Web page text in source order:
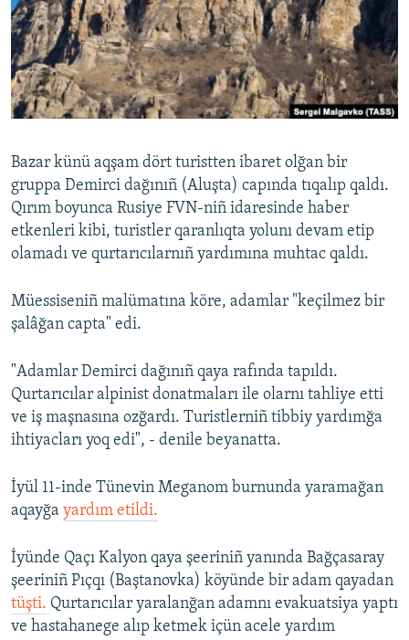
FİKİR
Русский
Українською
RFE/RS bütün saytları
Bazar künü aqşam dört turistten ibaret olğan bir
gruppa Demirci dağınıñ (Aluşta) capında tıqalıp qaldı.
Qırım boyunca Rusiye FVN-niñ idaresinde haber
etkenleri kibi, turistler qaranlıqta yolunı devam etip
olamadı ve qurtarıcılarnıñ yardımına muhtac qaldı.
Müessiseniñ malümatına köre, adamlar "keçilmez bir
şalâğan capta" edi.
"Adamlar Demirci dağınıñ qaya rafında tapıldı.
Qurtarıcılar alpinist donatmaları ile olarnı tahliye etti
ve iş maşnasına ozğardı. Turistlerniñ tibbiy yardımğa
ihtiyacları yoq edi", - denile beyanatta.
İyül 11-inde Tünevin Meganom burnunda yaramağan
aqayğa yardım etildi.
İyünde Qaçı Kalyon qaya şeeriniñ yanında Bağçasaray
şeeriniñ Pıçqı (Baştanovka) köyünde bir adam qayadan
tüşti. Qurtarıcılar yaralanğan adamnı evakuatsiya yaptı
ve hastahanege alıp ketmek içün acele yardım